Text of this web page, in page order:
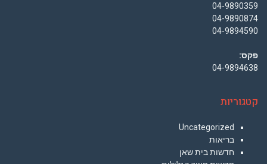
04-9890359
04-9890874
04-9894590
פקס:
04-9894638
קטגוריות
Uncategorized
בריאות
חדשות בית שאן